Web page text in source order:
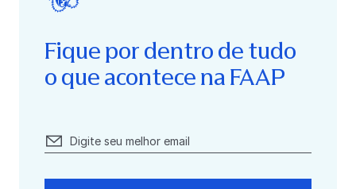
Fique por dentro de tudo
o que acontece na FAAP